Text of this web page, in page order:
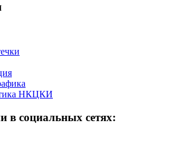
НКЦКИ
в социальных сетях: